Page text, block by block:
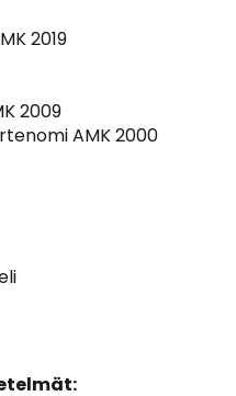
2019
2009
AMK 2000